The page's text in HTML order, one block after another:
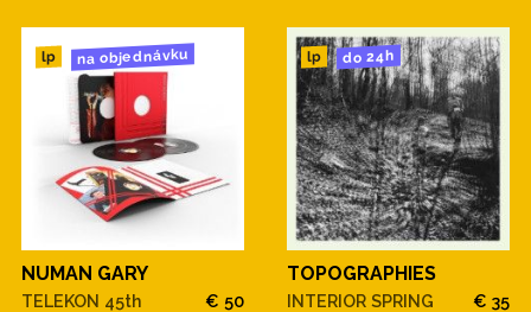
lp na objednávku
NUMAN GARY
TELEKON 45th € 50
lp do 24h
TOPOGRAPHIES
INTERIOR SPRING € 35